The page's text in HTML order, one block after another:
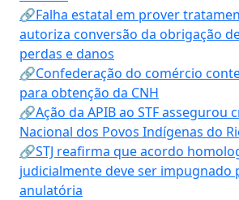
🔗Falha estatal em prover
autoriza conversão da obrigação
perdas e danos
🔗Confederação do comércio
para obtenção da CNH
🔗Ação da APIB ao STF assegurou
Nacional dos Povos Indígenas do
🔗STJ reafirma que acordo
judicialmente deve ser impugnado
anulatória